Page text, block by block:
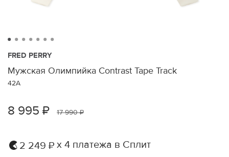
FRED PERRY
Мужская Олимпийка Contrast Tape Track
42A
8 995 ₽ 17 990 ₽
2 249 ₽ х 4 платежа в Сплит